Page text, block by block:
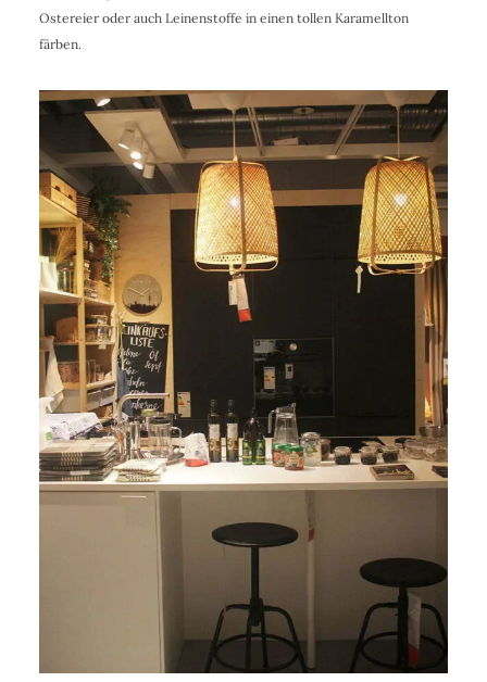
Ostereier oder auch Leinenstoffe in einen tollen Karamellton
färben.